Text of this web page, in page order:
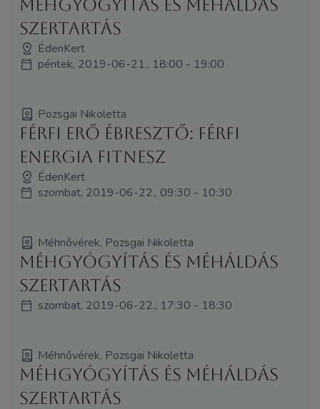
Méhgyógyítás és MéhÁldás
szertartás
ÉdenKert
péntek, 2019-06-21., 18:00 - 19:00
Pozsgai Nikoletta
Férfi Erő Ébresztő: Férfi
Energia Fitnesz
ÉdenKert
szombat, 2019-06-22., 09:30 - 10:30
Méhnővérek, Pozsgai Nikoletta
Méhgyógyítás és MéhÁldás
szertartás
szombat, 2019-06-22., 17:30 - 18:30
Méhnővérek, Pozsgai Nikoletta
Méhgyógyítás és MéhÁldás
szertartás